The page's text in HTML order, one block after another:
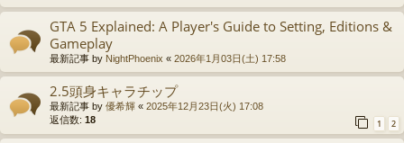
GTA 5 Explained: A Player's Guide to Setting, Editions &
Gameplay
最新記事 by NightPhoenix « 2026年1月03日(土) 17:58
2.5頭身キャラチップ
最新記事 by 優希輝 « 2025年12月23日(火) 17:08
返信数: 18 1 2